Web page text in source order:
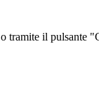
tramite il pulsante